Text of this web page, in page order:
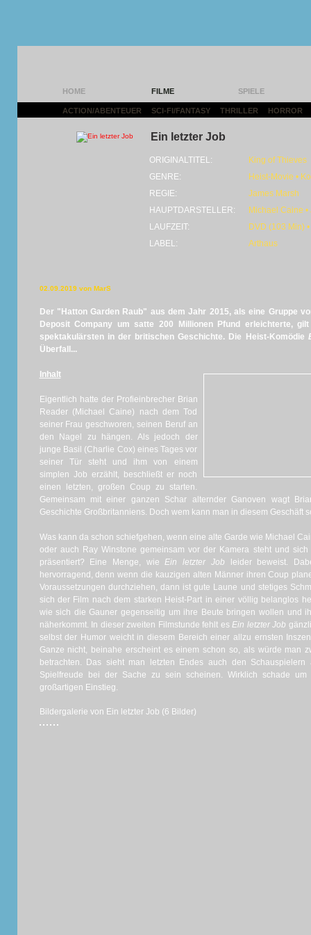
HOME FILME SPIELE
ACTION/ABENTEUER SCI-FI/FANTASY THRILLER HORROR
Ein letzter Job
ORIGINALTITEL:
King of Thieves
GENRE:
Heist-Movie •
REGIE:
James Marsh
HAUPTDARSTELLER:
Michael Caine
LAUFZEIT:
DVD (103 Min)
LABEL:
Arthaus
02.09.2019 von MarS
Der "Hatton Garden Raub" aus dem Jahr 2015, als eine Gruppe
Deposit Company um satte 200 Millionen Pfund erleichterte,
spektakulärsten in der britischen Geschichte. Die Heist-Komödie
Überfall...
Inhalt
Eigentlich hatte der Profieinbrecher Brian
Reader (Michael Caine) nach dem Tod
seiner Frau geschworen, seinen Beruf an
den Nagel zu hängen. Als jedoch der
junge Basil (Charlie Cox) eines Tages vor
seiner Tür steht und ihm von einem
simplen Job erzählt, beschließt er noch
einen letzten, großen Coup zu starten.
Gemeinsam mit einer ganzen Schar alternder Ganoven wagt
Geschichte Großbritanniens. Doch wem kann man in diesem Geschäft
Was kann da schon schiefgehen, wenn eine alte Garde wie Michael
oder auch Ray Winstone gemeinsam vor der Kamera steht und
präsentiert? Eine Menge, wieEin letzter Job leider beweist.
hervorragend, denn wenn die kauzigen alten Männer ihren Coup
Voraussetzungen durchziehen, dann ist gute Laune und stetiges
sich der Film nach dem starken Heist-Part in einer völlig belanglos
wie sich die Gauner gegenseitig um ihre Beute bringen wollen und
näherkommt. In dieser zweiten Filmstunde fehlt esEin letzter Job
selbst der Humor weicht in diesem Bereich einer allzu ernsten
Ganze nicht, beinahe erscheint es einem schon so, als würde man
betrachten. Das sieht man letzten Endes auch den
Spielfreude bei der Sache zu sein scheinen. Wirklich schade
großartigen Einstieg.
Bildergalerie von Ein letzter Job (6 Bilder)